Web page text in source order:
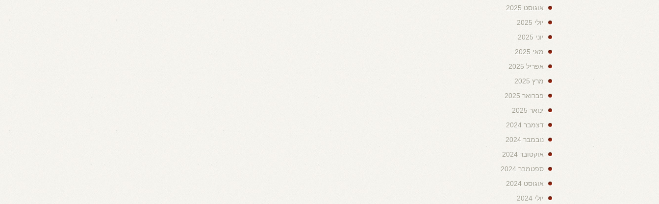
אוגוסט 2025
יולי 2025
יוני 2025
מאי 2025
אפריל 2025
מרץ 2025
פברואר 2025
ינואר 2025
דצמבר 2024
נובמבר 2024
אוקטובר 2024
ספטמבר 2024
אוגוסט 2024
יולי 2024